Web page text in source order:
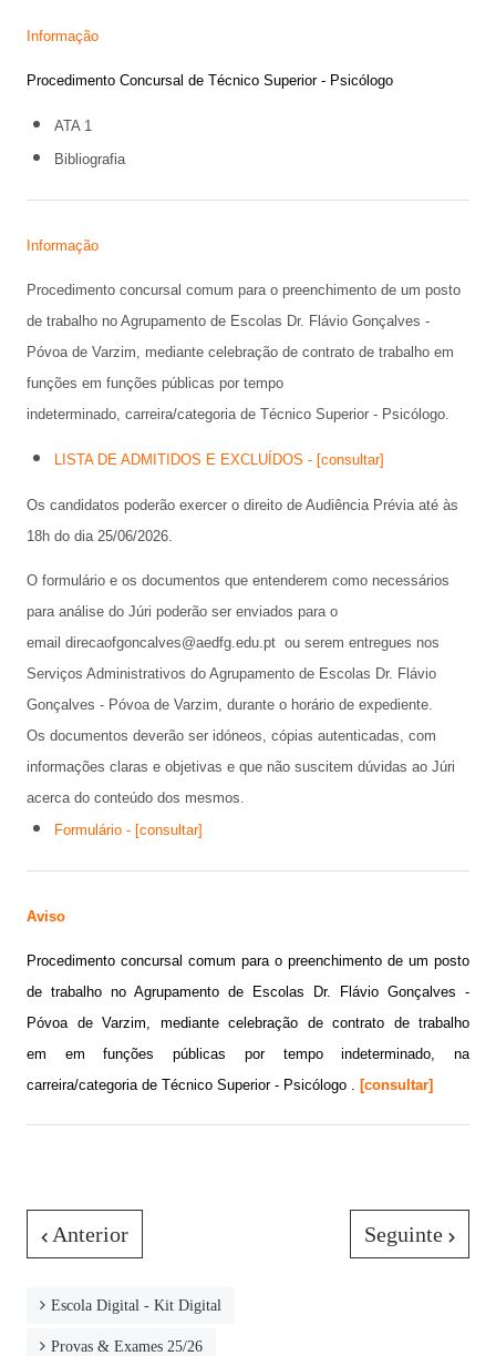
Informação
Procedimento Concursal de Técnico Superior - Psicólogo
ATA 1
Bibliografia
Informação
Procedimento concursal comum para o preenchimento de um posto
de trabalho no Agrupamento de Escolas Dr. Flávio Gonçalves -
Póvoa de Varzim, mediante celebração de contrato de trabalho em
funções em funções públicas por tempo
indeterminado, carreira/categoria de Técnico Superior - Psicólogo.
LISTA DE ADMITIDOS E EXCLUÍDOS - [consultar]
Os candidatos poderão exercer o direito de Audiência Prévia até às
18h do dia 25/06/2026.
O formulário e os documentos que entenderem como necessários
para análise do Júri poderão ser enviados para o
email direcaofgoncalves@aedfg.edu.pt ou serem entregues nos
Serviços Administrativos do Agrupamento de Escolas Dr. Flávio
Gonçalves - Póvoa de Varzim, durante o horário de expediente.
Os documentos deverão ser idóneos, cópias autenticadas, com
informações claras e objetivas e que não suscitem dúvidas ao Júri
acerca do conteúdo dos mesmos.
Formulário - [consultar]
Aviso
Procedimento concursal comum para o preenchimento de um posto
de trabalho no Agrupamento de Escolas Dr. Flávio Gonçalves -
Póvoa de Varzim, mediante celebração de contrato de trabalho
em em funções públicas por tempo indeterminado, na
carreira/categoria de Técnico Superior - Psicólogo . [consultar]
Anterior Seguinte
Escola Digital - Kit Digital
Provas & Exames 25/26